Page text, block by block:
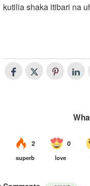
kutilia shaka itibari na